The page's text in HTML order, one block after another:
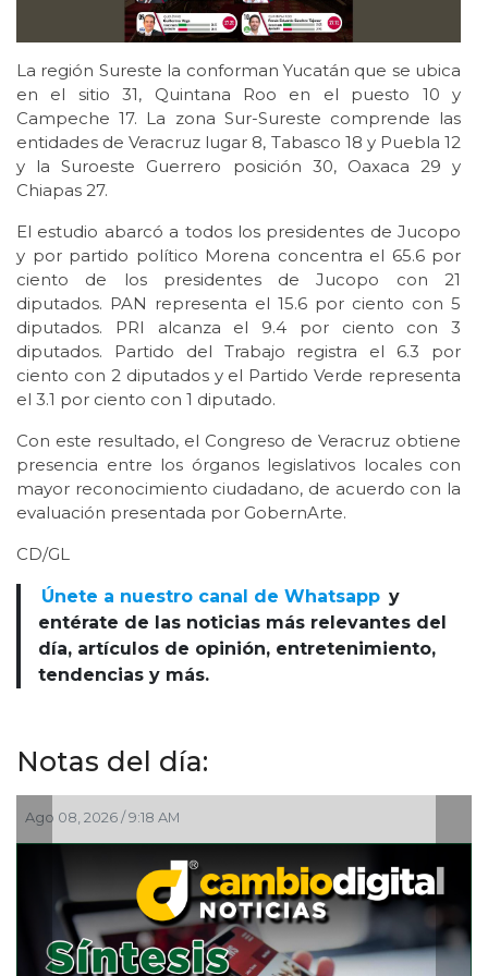
La región Sureste la conforman Yucatán que se ubica
en el sitio 31, Quintana Roo en el puesto 10 y
Campeche 17. La zona Sur-Sureste comprende las
entidades de Veracruz lugar 8, Tabasco 18 y Puebla 12
y la Suroeste Guerrero posición 30, Oaxaca 29 y
Chiapas 27.
El estudio abarcó a todos los presidentes de Jucopo
y por partido político Morena concentra el 65.6 por
ciento de los presidentes de Jucopo con 21
diputados. PAN representa el 15.6 por ciento con 5
diputados. PRI alcanza el 9.4 por ciento con 3
diputados. Partido del Trabajo registra el 6.3 por
ciento con 2 diputados y el Partido Verde representa
el 3.1 por ciento con 1 diputado.
Con este resultado, el Congreso de Veracruz obtiene
presencia entre los órganos legislativos locales con
mayor reconocimiento ciudadano, de acuerdo con la
evaluación presentada por GobernArte.
CD/GL
Únete a nuestro canal de Whatsapp y
entérate de las noticias más relevantes del
día, artículos de opinión, entretenimiento,
tendencias y más.
Notas del día: